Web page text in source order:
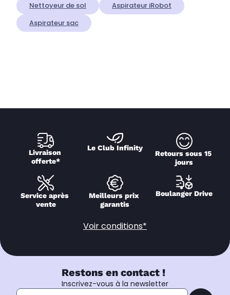
Nettoyeur de sol
Aspirateur iRobot
Aspirateur sac
Livraison
offerte*
Le Club Infinity
Retours sous 15
jours
Service après
vente
Meilleurs prix
garantis
Boulanger Drive
Voir conditions*
Restons en contact !
Inscrivez-vous à la newsletter